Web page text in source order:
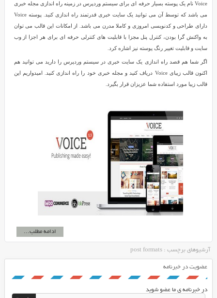
Voice نام یک پوسته بسیار حرفه ای برای سیستم وردپرس در زمینه راه اندازی مجله خبری
می باشد که توسط آن می توانید یک سایت خبری قدرتمند راه اندازی کنید. پوسته Voice
دارای طراحی و کدنویسی امروزی و کاملا مدرن می باشد. از امکانات این قالب می توان
به واکنش گرا بودن، کنترل پنل مجزا با قابلیت های کنترلی حرفه ای برای هر اجزا از وب
سایت و قابلیت تغییر رنگ پوسته نیز اشاره کرد.
اگر شما هم قصد راه اندازی یک سایت خبری در سیستم وردپرس را دارید می توانید هم
اکنون قالب زیبای Voice دریاف کنید و مجله خبری خود را راه اندازی کنید. امیدواریم این
قالب زیبا مورد استفاده شما عزیزان قرار بگیرد.
ادامه مطلب...
آرشیوهای برچسب : post formats
عضویت در خبرنامه
در خبرنامه ی ما عضو شوید